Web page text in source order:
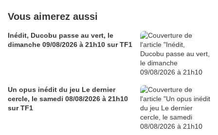
Vous aimerez aussi
Inédit, Ducobu passe au vert, le
dimanche 09/08/2026 à 21h10 sur TF1
Un opus inédit du jeu Le dernier
cercle, le samedi 08/08/2026 à 21h10
sur TF1